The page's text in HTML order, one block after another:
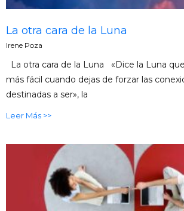
La otra cara de la Luna
Irene Poza
La otra cara de la Luna «Dice la Luna
más fácil cuando dejas de forzar las
destinadas a ser», la
Leer Más >>